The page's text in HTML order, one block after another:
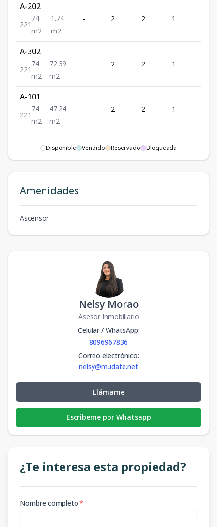
A-202
221
74
m2
1.74
m2
- 2 2 1 74
A-302
221
74
m2
72.39
m2
- 2 2 1 74
A-101
221
74
m2
47.24
m2
- 2 2 1 74
Disponible Vendido Reservado Bloqueada
Amenidades
Ascensor
Nelsy Morao
Asesor Inmobiliario
Celular / WhatsApp:
8096967836
Correo electrónico:
nelsy@mudate.net
Llámame
Escribeme por Whatsapp
¿Te interesa esta propiedad?
Nombre completo*